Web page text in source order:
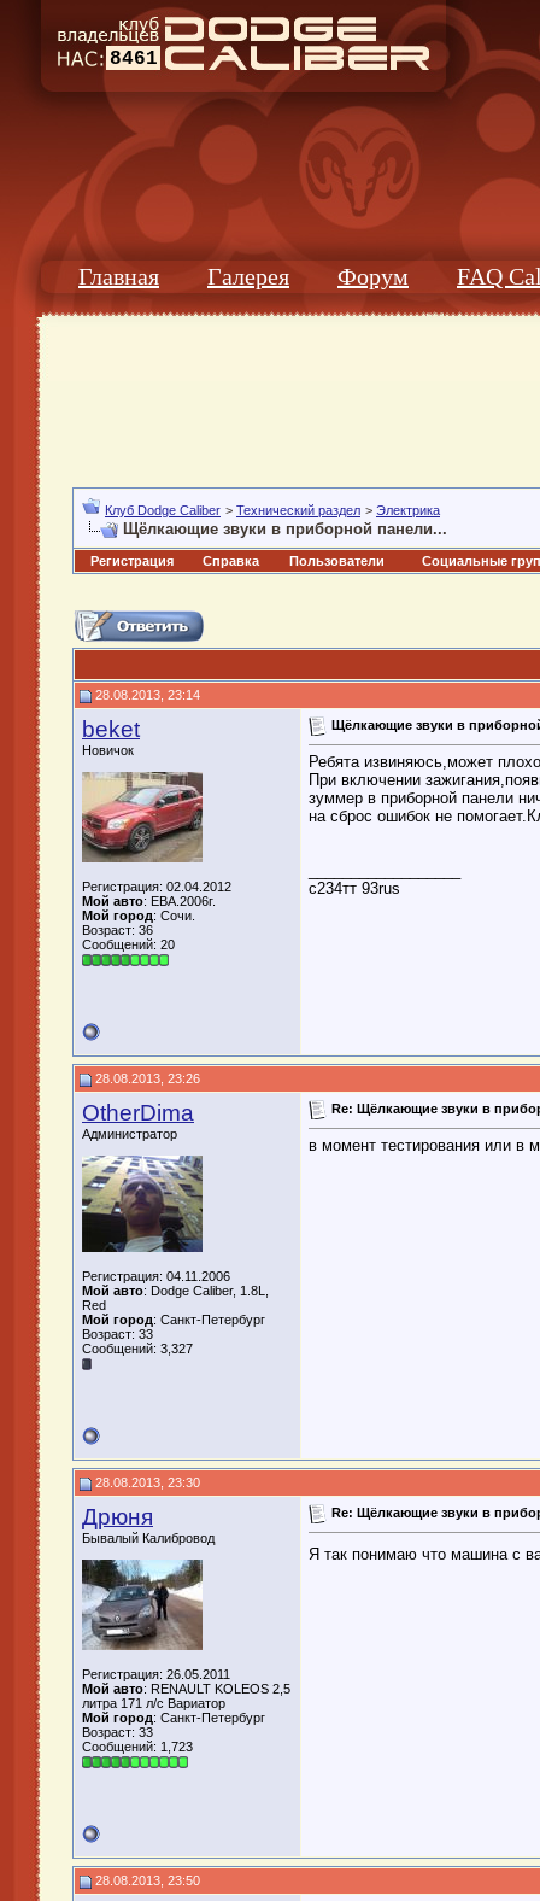
8461
Главная Галерея Форум FAQ
Клуб Dodge Caliber > Технический раздел > Электрика
Щёлкающие звуки в приборной панели...
Регистрация Справка Пользователи Социальные
28.08.2013, 23:14
beket
Новичок
Регистрация: 02.04.2012
Мой авто: EBA.2006г.
Мой город: Сочи.
Возраст: 36
Сообщений: 20
Щёлкающие звуки в
Ребята извиняюсь,может
При включении
зуммер в приборной панели
на сброс ошибок не
с234тт 93rus
28.08.2013, 23:26
OtherDima
Администратор
Регистрация: 04.11.2006
Мой авто: Dodge Caliber, 1.8L,
Red
Мой город: Санкт-Петербург
Возраст: 33
Сообщений: 3,327
Re: Щёлкающие звуки в
в момент тестирования или в
28.08.2013, 23:30
Дрюня
Бывалый Калибровод
Регистрация: 26.05.2011
Мой авто: RENAULT KOLEOS 2,5
литра 171 л/с Вариатор
Мой город: Санкт-Петербург
Возраст: 33
Сообщений: 1,723
Re: Щёлкающие звуки в
Я так понимаю что машина с
28.08.2013, 23:50